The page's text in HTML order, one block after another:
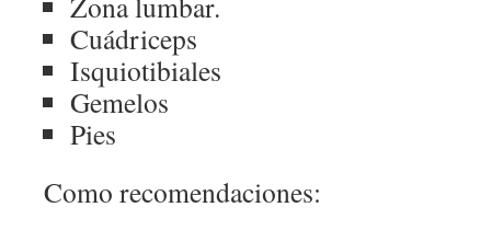
Cuádriceps
Isquiotibiales
Gemelos
Pies
Como recomendaciones: